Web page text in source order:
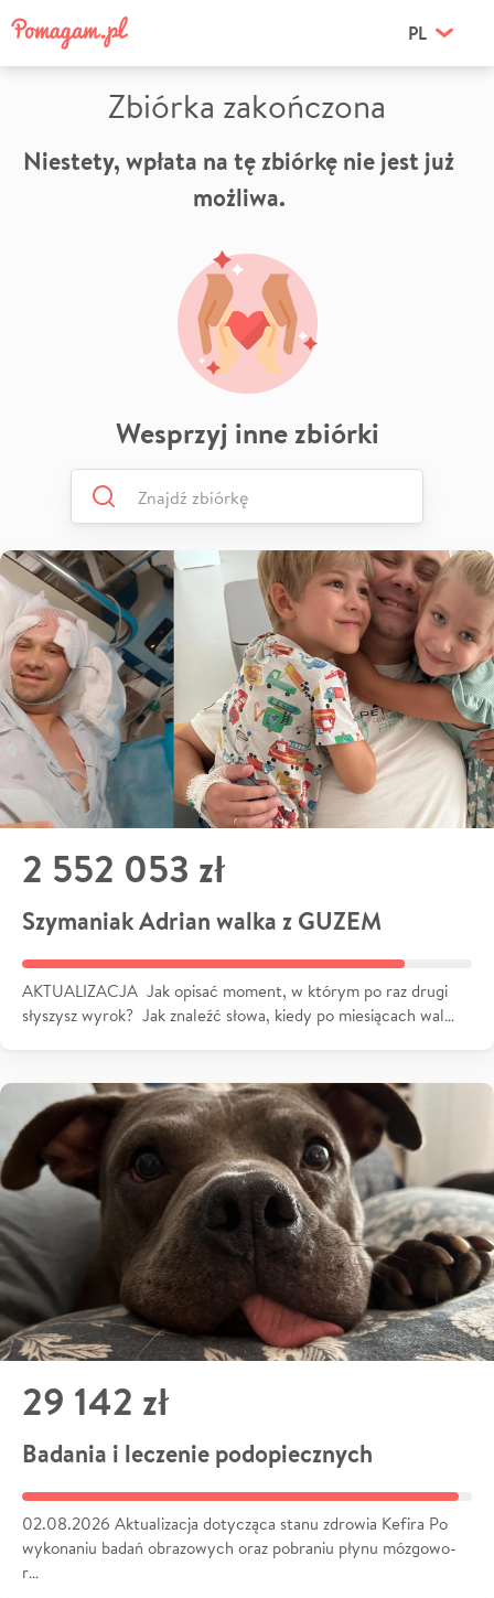
PL
Zbiórka zakończona
Niestety, wpłata na tę zbiórkę nie jest już
możliwa.
Wesprzyj inne zbiórki
2 552 053 zł
Szymaniak Adrian walka z GUZEM
AKTUALIZACJA Jak opisać moment, w którym po raz drugi
słyszysz wyrok? Jak znaleźć słowa, kiedy po miesiącach wal…
29 142 zł
Badania i leczenie podopiecznych
02.08.2026 Aktualizacja dotycząca stanu zdrowia Kefira Po
wykonaniu badań obrazowych oraz pobraniu płynu mózgowo-
r…